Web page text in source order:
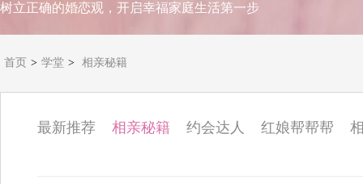
树立正确的婚恋观，开启幸福家庭生活第一步
首页 > 学堂 > 相亲秘籍
最新推荐 相亲秘籍 约会达人 红娘帮帮帮